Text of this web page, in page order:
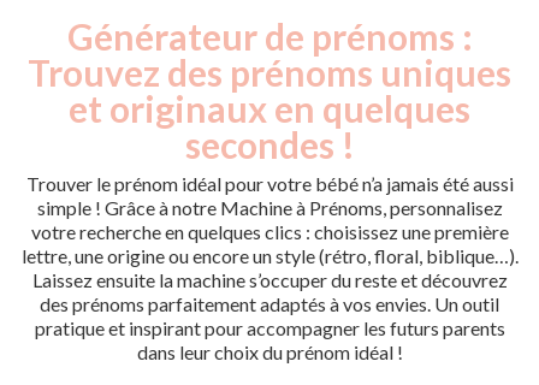
Générateur de prénoms :
Trouvez des prénoms uniques
et originaux en quelques
secondes !
Trouver le prénom idéal pour votre bébé n’a jamais été aussi
simple ! Grâce à notre Machine à Prénoms, personnalisez
votre recherche en quelques clics : choisissez une première
lettre, une origine ou encore un style (rétro, floral, biblique…).
Laissez ensuite la machine s’occuper du reste et découvrez
des prénoms parfaitement adaptés à vos envies. Un outil
pratique et inspirant pour accompagner les futurs parents
dans leur choix du prénom idéal !